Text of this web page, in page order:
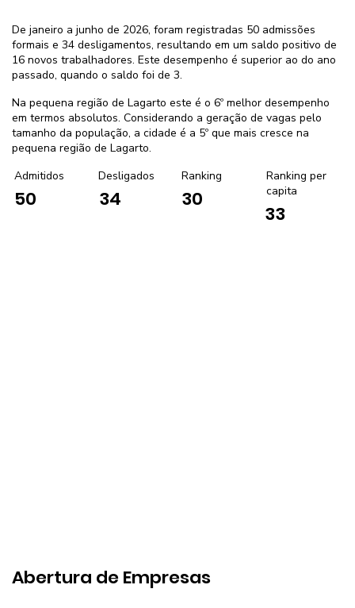
De janeiro a junho de 2026, foram registradas 50 admissões
formais e 34 desligamentos, resultando em um saldo positivo de
16 novos trabalhadores. Este desempenho é superior ao do ano
passado, quando o saldo foi de 3.
Na pequena região de Lagarto este é o 6º melhor desempenho
em termos absolutos. Considerando a geração de vagas pelo
tamanho da população, a cidade é a 5º que mais cresce na
pequena região de Lagarto.
Admitidos
50
Desligados
34
Ranking
30
Ranking per
capita
33
Abertura de Empresas